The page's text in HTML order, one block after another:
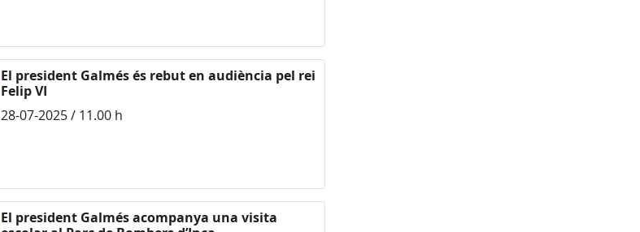
El president Galmés és rebut en audiència pel rei
Felip VI
28-07-2025 / 11.00 h
El president Galmés acompanya una visita